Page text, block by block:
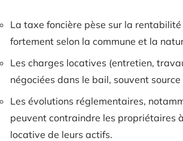
La taxe foncière pèse sur la
fortement selon la commune et la
Les charges locatives (entretien,
négociées dans le bail, souvent
Les évolutions réglementaires,
peuvent contraindre les propriétaires
locative de leurs actifs.